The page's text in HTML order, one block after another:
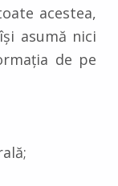
acestea,
asumă nici
de pe